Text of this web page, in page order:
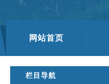
网站首页
栏目导航